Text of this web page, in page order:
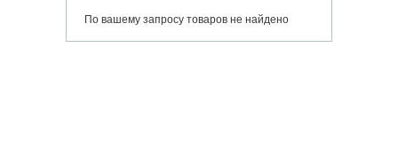
По вашему запросу товаров не найдено